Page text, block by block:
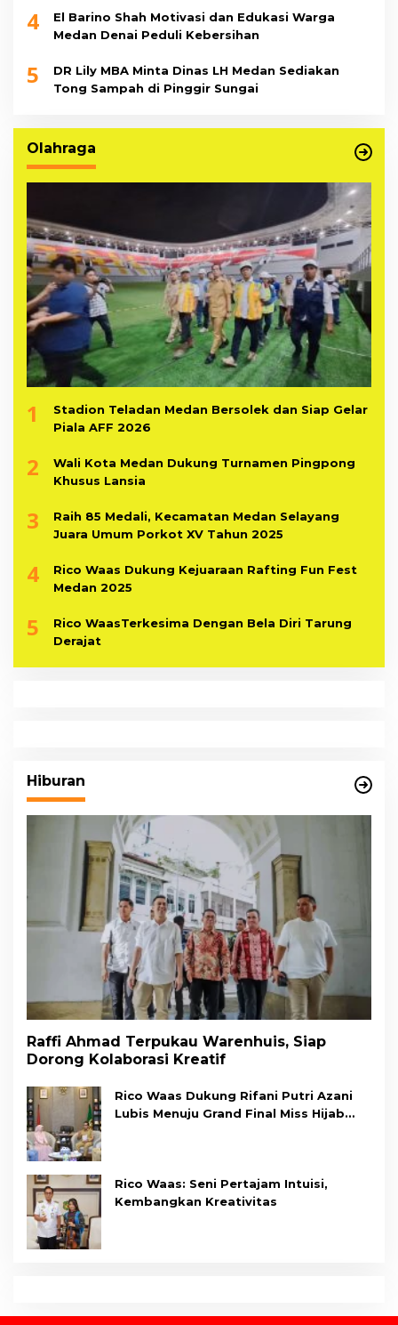
4
El Barino Shah Motivasi dan Edukasi Warga
Medan Denai Peduli Kebersihan
5
DR Lily MBA Minta Dinas LH Medan Sediakan
Tong Sampah di Pinggir Sungai
Olahraga
1
Stadion Teladan Medan Bersolek dan Siap Gelar
Piala AFF 2026
2
Wali Kota Medan Dukung Turnamen Pingpong
Khusus Lansia
3
Raih 85 Medali, Kecamatan Medan Selayang
Juara Umum Porkot XV Tahun 2025
4
Rico Waas Dukung Kejuaraan Rafting Fun Fest
Medan 2025
5
Rico WaasTerkesima Dengan Bela Diri Tarung
Derajat
Hiburan
Raffi Ahmad Terpukau Warenhuis, Siap
Dorong Kolaborasi Kreatif
Rico Waas Dukung Rifani Putri Azani
Lubis Menuju Grand Final Miss Hijab
Rico Waas: Seni Pertajam Intuisi,
Kembangkan Kreativitas